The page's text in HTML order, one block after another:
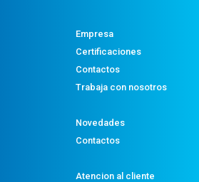
Empresa
Certificaciones
Contactos
Trabaja con nosotros
Novedades
Contactos
Atencion al cliente